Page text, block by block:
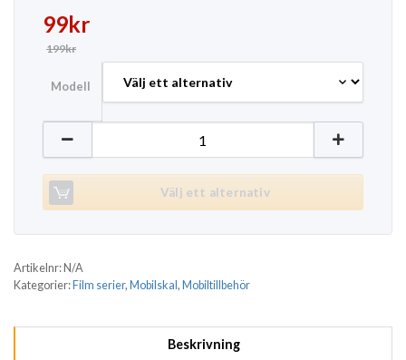
199kr
Det ursprungliga priset var: 199kr.
99kr
Det nuvarande priset är: 99kr.
Modell
Mobilskal iPhone Samsung - Encanto mängd
Välj ett alternativ
Artikelnr:N/A
Kategorier:Film serier, Mobilskal, Mobiltillbehör
Beskrivning